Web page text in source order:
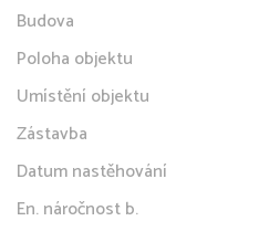
Budova
Poloha objektu
Umístění objektu
Zástavba
Datum nastěhování
En. náročnost b.